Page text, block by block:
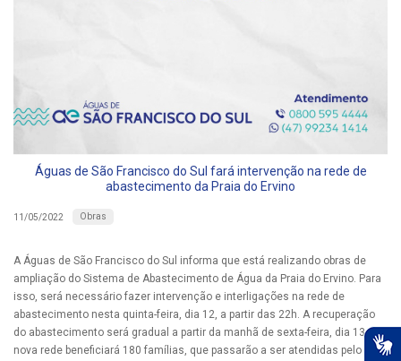
Águas de São Francisco do Sul fará intervenção na rede de
abastecimento da Praia do Ervino
11/05/2022 Obras
A Águas de São Francisco do Sul informa que está realizando obras de
ampliação do Sistema de Abastecimento de Água da Praia do Ervino. Para
isso, será necessário fazer intervenção e interligações na rede de
abastecimento nesta quinta-feira, dia 12, a partir das 22h. A recuperação
do abastecimento será gradual a partir da manhã de sexta-feira, dia 13. A
nova rede beneficiará 180 famílias, que passarão a ser atendidas pelo